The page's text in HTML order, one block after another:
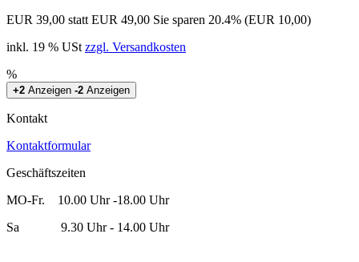
EUR 39,00 statt EUR 49,00 Sie sparen 20.4% (EUR 10,00)
inkl. 19 % USt zzgl. Versandkosten
%
+2 Anzeigen -2 Anzeigen
Kontakt
Kontaktformular
Geschäftszeiten
MO-Fr. 10.00 Uhr -18.00 Uhr
Sa 9.30 Uhr - 14.00 Uhr